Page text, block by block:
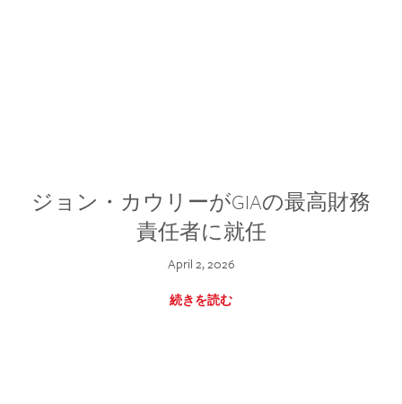
ジョン・カウリーがGIAの最高財務
責任者に就任
April 2, 2026
続きを読む